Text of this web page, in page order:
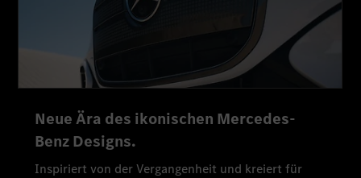
Neue Ära des ikonischen Mercedes-
Benz Designs.
Inspiriert von der Vergangenheit und kreiert für